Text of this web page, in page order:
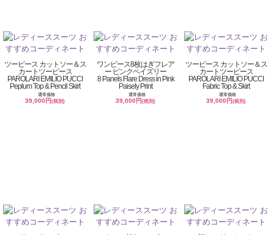
ツーピース カットソー＆ス
カートツーピース
PAROLARI EMILIO PUCCI
Peplum Top & Pencil Skirt
通常価格
39,000円(税別)
ワンピース8枚はぎフレア
ー ピンクペイズリー
8 Panels Flare Dress in Pink
Paisely Print
通常価格
39,000円(税別)
ツーピース カットソー＆ス
カートツーピース
PAROLARI EMILIO PUCCI
Fabric Top & Skirt
通常価格
39,000円(税別)